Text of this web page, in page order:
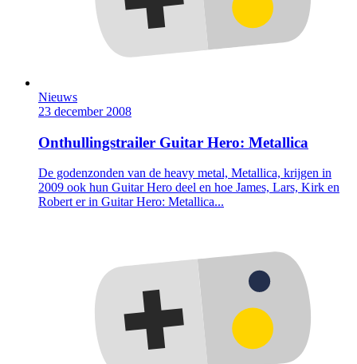
Nieuws
23 december 2008
Onthullingstrailer Guitar Hero: Metallica
De godenzonden van de heavy metal, Metallica, krijgen in
2009 ook hun Guitar Hero deel en hoe James, Lars, Kirk en
Robert er in Guitar Hero: Metallica...